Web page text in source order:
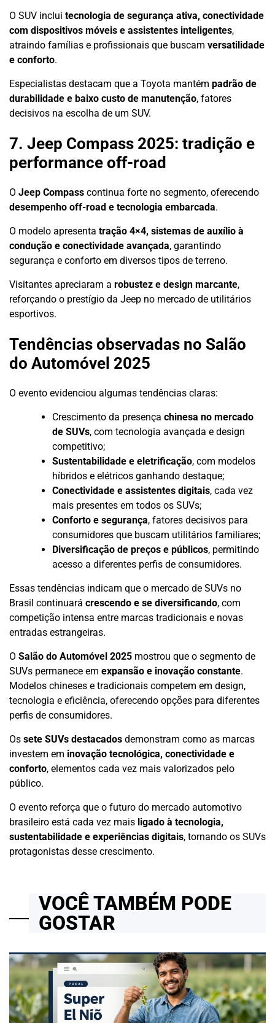
O SUV inclui tecnologia de segurança ativa, conectividade
com dispositivos móveis e assistentes inteligentes,
atraindo famílias e profissionais que buscam versatilidade
e conforto.
Especialistas destacam que a Toyota mantém padrão de
durabilidade e baixo custo de manutenção, fatores
decisivos na escolha de um SUV.
7. Jeep Compass 2025: tradição e
performance off-road
O Jeep Compass continua forte no segmento, oferecendo
desempenho off-road e tecnologia embarcada.
O modelo apresenta tração 4×4, sistemas de auxílio à
condução e conectividade avançada, garantindo
segurança e conforto em diversos tipos de terreno.
Visitantes apreciaram a robustez e design marcante,
reforçando o prestígio da Jeep no mercado de utilitários
esportivos.
Tendências observadas no Salão
do Automóvel 2025
O evento evidenciou algumas tendências claras:
Crescimento da presença chinesa no mercado
de SUVs, com tecnologia avançada e design
competitivo;
Sustentabilidade e eletrificação, com modelos
híbridos e elétricos ganhando destaque;
Conectividade e assistentes digitais, cada vez
mais presentes em todos os SUVs;
Conforto e segurança, fatores decisivos para
consumidores que buscam utilitários familiares;
Diversificação de preços e públicos, permitindo
acesso a diferentes perfis de consumidores.
Essas tendências indicam que o mercado de SUVs no
Brasil continuará crescendo e se diversificando, com
competição intensa entre marcas tradicionais e novas
entradas estrangeiras.
O Salão do Automóvel 2025 mostrou que o segmento de
SUVs permanece em expansão e inovação constante.
Modelos chineses e tradicionais competem em design,
tecnologia e eficiência, oferecendo opções para diferentes
perfis de consumidores.
Os sete SUVs destacados demonstram como as marcas
investem em inovação tecnológica, conectividade e
conforto, elementos cada vez mais valorizados pelo
público.
O evento reforça que o futuro do mercado automotivo
brasileiro está cada vez mais ligado à tecnologia,
sustentabilidade e experiências digitais, tornando os SUVs
protagonistas desse crescimento.
VOCÊ TAMBÉM PODE
GOSTAR